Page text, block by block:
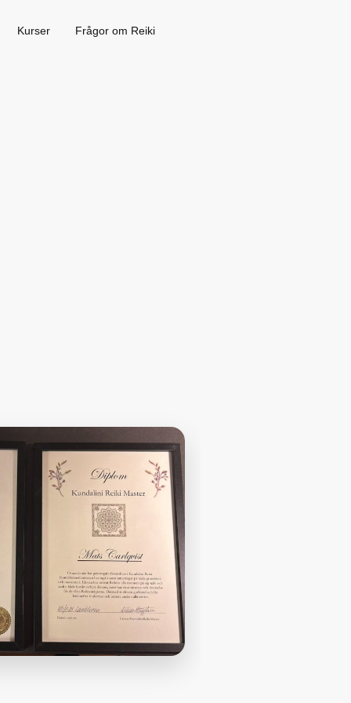
Kurser Frågor om Reiki